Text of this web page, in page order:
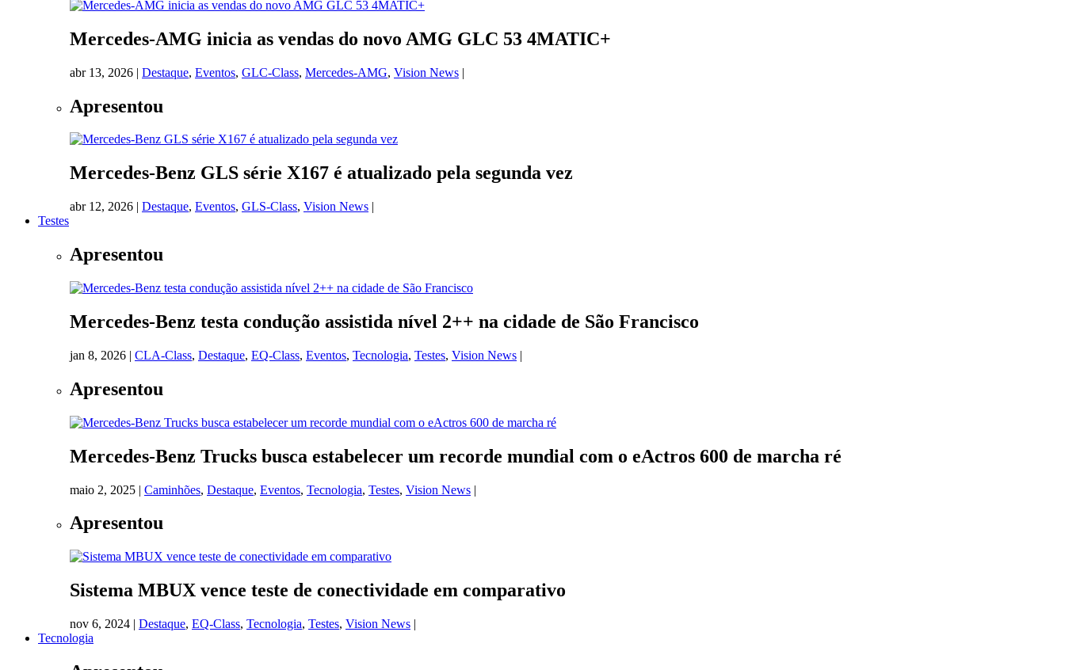
Mercedes-AMG inicia as vendas do novo AMG GLC 53 4MATIC+
abr 13, 2026 | Destaque, Eventos, GLC-Class, Mercedes-AMG, Vision News |
Apresentou
Mercedes-Benz GLS série X167 é atualizado pela segunda vez
abr 12, 2026 | Destaque, Eventos, GLS-Class, Vision News |
Testes
Apresentou
Mercedes-Benz testa condução assistida nível 2++ na cidade de São Francisco
jan 8, 2026 | CLA-Class, Destaque, EQ-Class, Eventos, Tecnologia, Testes, Vision News |
Apresentou
Mercedes-Benz Trucks busca estabelecer um recorde mundial com o eActros 600 de marcha ré
maio 2, 2025 | Caminhões, Destaque, Eventos, Tecnologia, Testes, Vision News |
Apresentou
Sistema MBUX vence teste de conectividade em comparativo
nov 6, 2024 | Destaque, EQ-Class, Tecnologia, Testes, Vision News |
Tecnologia